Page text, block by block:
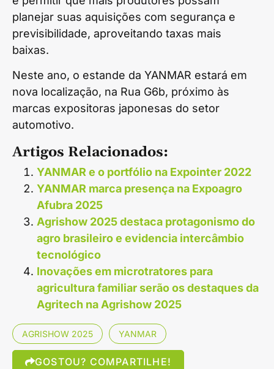
planejar suas aquisições com segurança e
previsibilidade, aproveitando taxas mais
baixas.
Neste ano, o estande da YANMAR estará em
nova localização, na Rua G6b, próximo às
marcas expositoras japonesas do setor
automotivo.
Artigos Relacionados:
YANMAR e o portfólio na Expointer 2022
YANMAR marca presença na Expoagro
Afubra 2025
Agrishow 2025 destaca protagonismo do
agro brasileiro e evidencia intercâmbio
tecnológico
Inovações em microtratores para
agricultura familiar serão os destaques da
Agritech na Agrishow 2025
AGRISHOW 2025 YANMAR
GOSTOU? COMPARTILHE!